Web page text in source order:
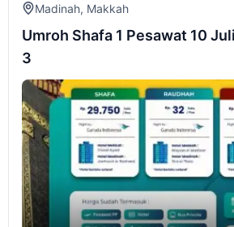
Madinah, Makkah
Umroh Shafa 1 Pesawat 10
3